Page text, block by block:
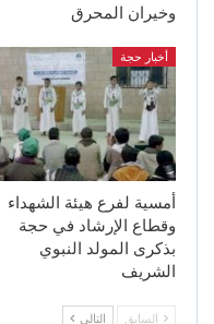
وخيران المحرق
أخبار حجة
أمسية لفرع هيئة الشهداء
وقطاع الإرشاد في حجة
بذكرى المولد النبوي
الشريف
السابق التالي